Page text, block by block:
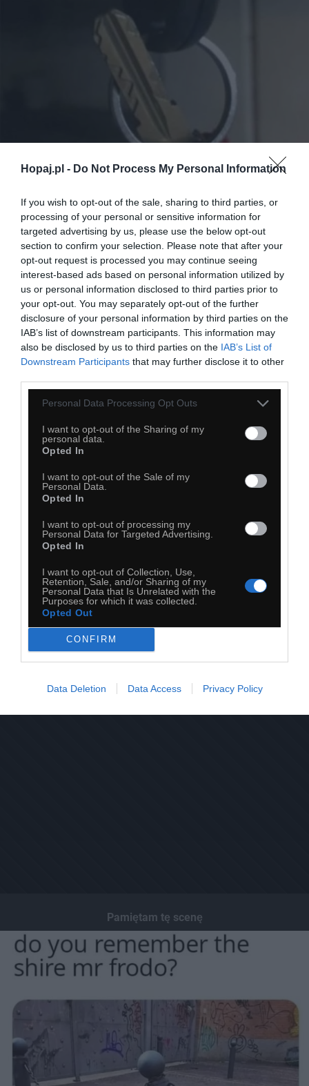
Hopaj.pl - Do Not Process My Personal Information
If you wish to opt-out of the sale, sharing to third parties, or
processing of your personal or sensitive information for
targeted advertising by us, please use the below opt-out
section to confirm your selection. Please note that after your
opt-out request is processed you may continue seeing
interest-based ads based on personal information utilized by
us or personal information disclosed to third parties prior to
your opt-out. You may separately opt-out of the further
disclosure of your personal information by third parties on the
IAB’s list of downstream participants. This information may
also be disclosed by us to third parties on the IAB’s List of
Downstream Participants that may further disclose it to other
Personal Data Processing Opt Outs
I want to opt-out of the Sharing of my
personal data.
Opted In
I want to opt-out of the Sale of my
Personal Data.
Opted In
I want to opt-out of processing my
Personal Data for Targeted Advertising.
Opted In
I want to opt-out of Collection, Use,
Retention, Sale, and/or Sharing of my
Personal Data that Is Unrelated with the
Purposes for which it was collected.
Opted Out
CONFIRM
Data Deletion Data Access Privacy Policy
Kopiuj link
Komentuj Dodaj do ulubionych Dodaj do przyjaciół
Co to ma być
Komentuj Dodaj do ulubionych Dodaj do przyjaciół
Pamiętam tę scenę